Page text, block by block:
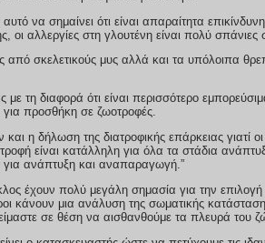
να σημαίνει ότι είναι απαραίτητα
αλλεργίες στη γλουτένη είναι πολύ σπάνιες
από σκελετικούς μυς αλλά και τα υπόλοιπα
τη διαφορά ότι είναι περισσότερο
για προσθήκη σε ζωοτροφές.
η δήλωση της διατροφικής επάρκειας γιατί
για όλα τα στάδια ανάπτυξης", ή "η τροφή αυτή
για ανάπτυξη και αναπαραγωγή.”
έχουν πολύ μεγάλη σημασία για την επιλογή
σε θέση να αισθανθούμε τα πλευρά του